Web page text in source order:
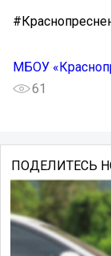
МБОУ
61
ПОДЕЛИТЕСЬ